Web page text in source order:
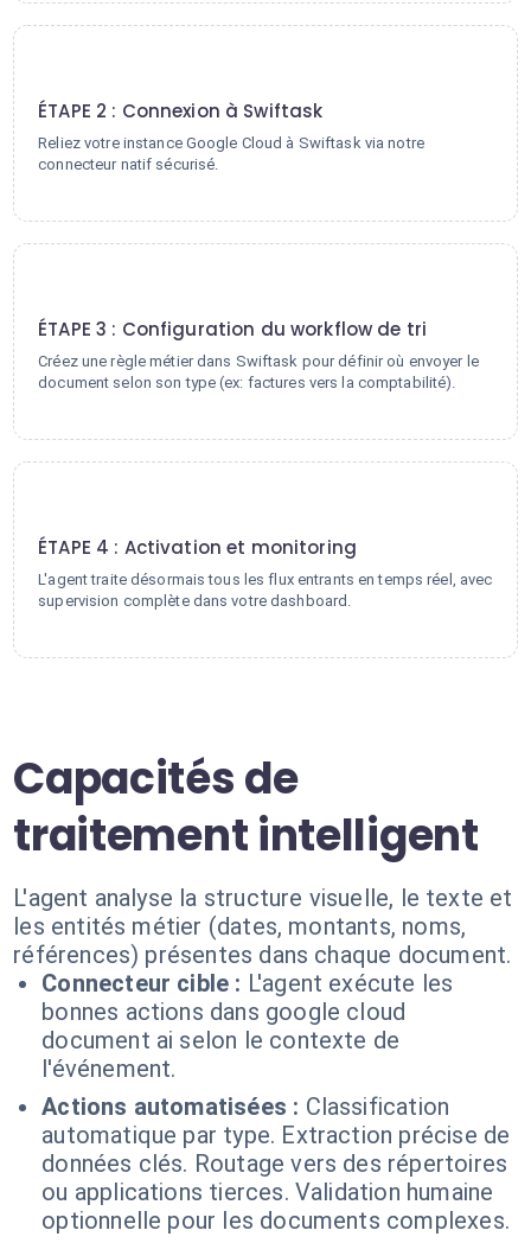
ÉTAPE 2 : Connexion à Swiftask
Reliez votre instance Google Cloud à Swiftask via notre
connecteur natif sécurisé.
ÉTAPE 3 : Configuration du workflow de tri
Créez une règle métier dans Swiftask pour définir où envoyer le
document selon son type (ex: factures vers la comptabilité).
ÉTAPE 4 : Activation et monitoring
L'agent traite désormais tous les flux entrants en temps réel, avec
supervision complète dans votre dashboard.
Capacités de
traitement intelligent
L'agent analyse la structure visuelle, le texte et
les entités métier (dates, montants, noms,
références) présentes dans chaque document.
Connecteur cible : L'agent exécute les
bonnes actions dans google cloud
document ai selon le contexte de
l'événement.
Actions automatisées : Classification
automatique par type. Extraction précise de
données clés. Routage vers des répertoires
ou applications tierces. Validation humaine
optionnelle pour les documents complexes.